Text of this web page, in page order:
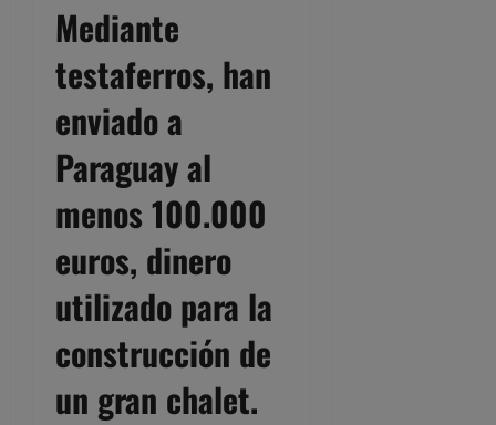
Mediante
testaferros, han
enviado a
Paraguay al
menos 100.000
euros, dinero
utilizado para la
construcción de
un gran chalet.